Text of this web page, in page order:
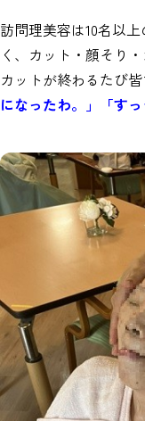
訪問理美容は10名以
く、カット・顔そり
カットが終わるたび
になったわ。」「すっ